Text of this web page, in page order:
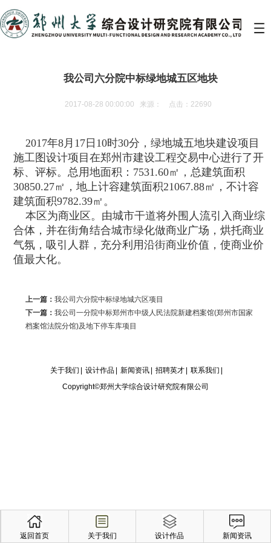
我公司六分院中标绿地城五区地块
2017-08-28 00:00:00 来源： 点击：22690
2017年8月17日10时30分，绿地城五地块建设项目
施工图设计项目在郑州市建设工程交易中心进行了开
标、评标。总用地面积：7531.60㎡，总建筑面积
30850.27㎡，地上计容建筑面积21067.88㎡，不计容
建筑面积9782.39㎡。
本区为商业区。由城市干道将外围人流引入商业综
合体，并在街角结合城市绿化做商业广场，烘托商业
气氛，吸引人群，充分利用沿街商业价值，使商业价
值最大化。
上一篇：我公司六分院中标绿地城六区项目
下一篇：我公司一分院中标郑州市中级人民法院新建档案馆(郑州市国家
档案馆法院分馆)及地下停车库项目
关于我们 设计作品 新闻资讯 招聘英才 联系我们
Copyright©郑州大学综合设计研究院有限公司
返回首页 关于我们 设计作品 新闻资讯